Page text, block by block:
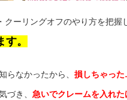
ーリングオフのやり方を把握
。
らなかったから、 損しちゃっ
づき、 急いでクレームを入れ